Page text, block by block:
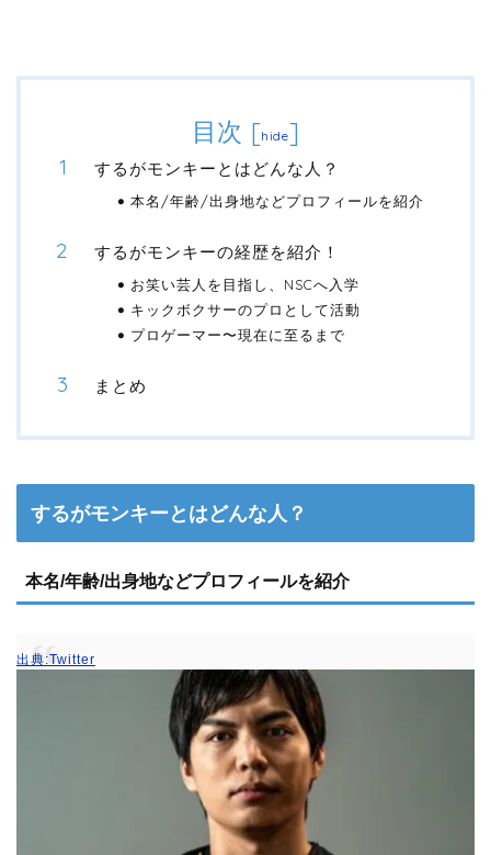
目次 [hide]
するがモンキーとはどんな人？
本名/年齢/出身地などプロフィールを紹介
するがモンキーの経歴を紹介！
お笑い芸人を目指し、NSCへ入学
キックボクサーのプロとして活動
プロゲーマー〜現在に至るまで
まとめ
するがモンキーとはどんな人？
本名/年齢/出身地などプロフィールを紹介
出典:Twitter